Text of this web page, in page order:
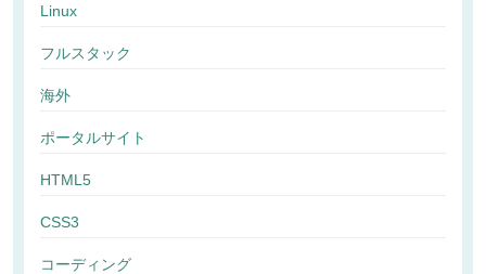
Linux
フルスタック
海外
ポータルサイト
HTML5
CSS3
コーディング